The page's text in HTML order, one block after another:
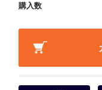
購入数